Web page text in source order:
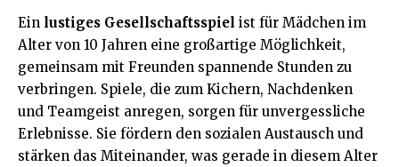
Ein lustiges Gesellschaftsspiel ist für Mädchen im
Alter von 10 Jahren eine großartige Möglichkeit,
gemeinsam mit Freunden spannende Stunden zu
verbringen. Spiele, die zum Kichern, Nachdenken
und Teamgeist anregen, sorgen für unvergessliche
Erlebnisse. Sie fördern den sozialen Austausch und
stärken das Miteinander, was gerade in diesem Alter